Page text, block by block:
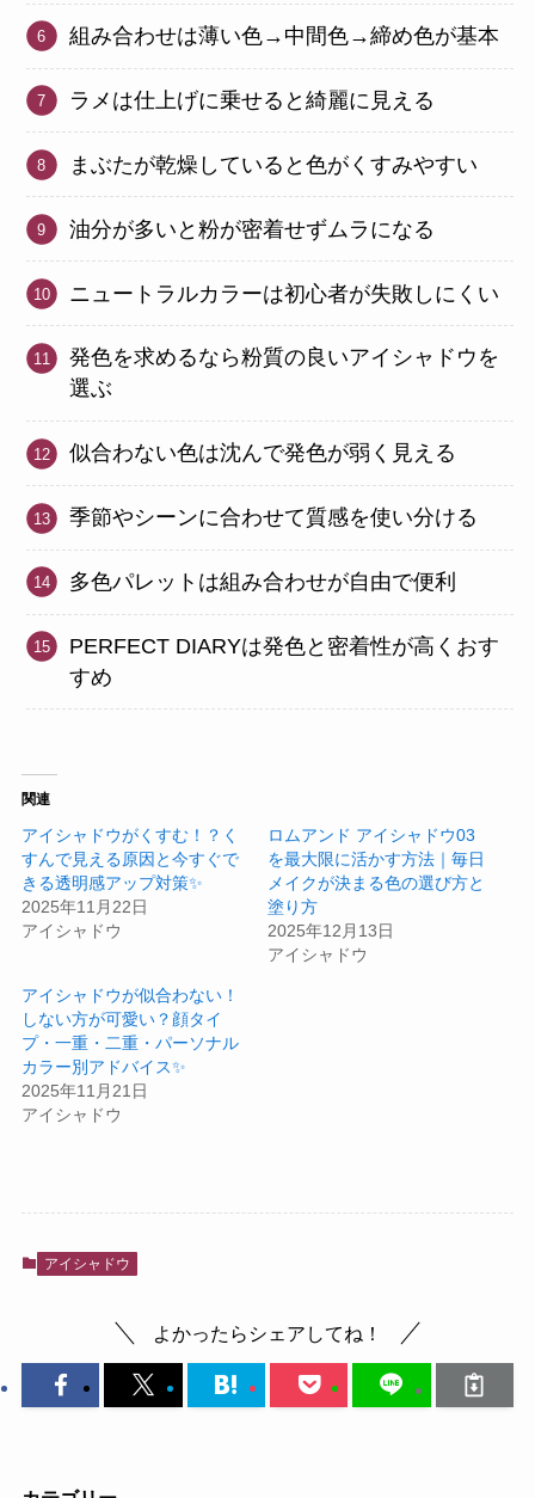
組み合わせは薄い色→中間色→締め色が基本
ラメは仕上げに乗せると綺麗に見える
まぶたが乾燥していると色がくすみやすい
油分が多いと粉が密着せずムラになる
ニュートラルカラーは初心者が失敗しにくい
発色を求めるなら粉質の良いアイシャドウを
選ぶ
似合わない色は沈んで発色が弱く見える
季節やシーンに合わせて質感を使い分ける
多色パレットは組み合わせが自由で便利
PERFECT DIARYは発色と密着性が高くおす
すめ
関連
アイシャドウがくすむ！？く
すんで見える原因と今すぐで
きる透明感アップ対策✨
2025年11月22日
アイシャドウ
ロムアンド アイシャドウ03
を最大限に活かす方法｜毎日
メイクが決まる色の選び方と
塗り方
2025年12月13日
アイシャドウ
アイシャドウが似合わない！
しない方が可愛い？顔タイ
プ・一重・二重・パーソナル
カラー別アドバイス✨
2025年11月21日
アイシャドウ
アイシャドウ
よかったらシェアしてね！